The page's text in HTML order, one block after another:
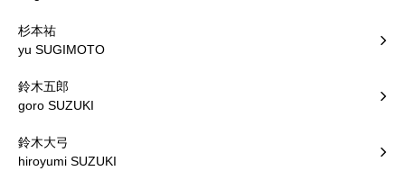
杉本祐
yu SUGIMOTO
鈴木五郎
goro SUZUKI
鈴木大弓
hiroyumi SUZUKI